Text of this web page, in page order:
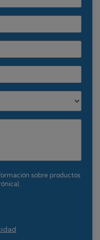
sobre productos